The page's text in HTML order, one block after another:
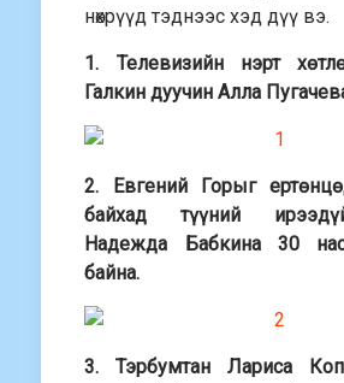
нөхрүүд тэднээс хэд дүү вэ.
1. Телевизийн нэрт
Галкин дуучин Алла
2. Евгений Горыг
байхад түүний
Надежда Бабкина 30
байна.
3. Тэрбумтан Лариса